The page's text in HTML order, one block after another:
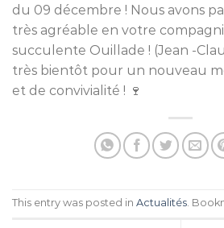
du 09 décembre ! Nous avons
très agréable en votre
succulente Ouillade ! (Jean -
très bientôt pour un nouveau
et de convivialité ! 🍷
This entry was posted in Actualités .